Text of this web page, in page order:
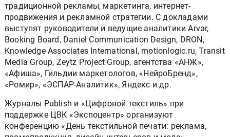
традиционной рекламы, маркетинга, интернет-
продвижения и рекламной стратегии. С докладами
выступят руководители и ведущие аналитики Arvar,
Booking Board, Daniel Communication Design, DRON,
Knowledge Associates International, motionlogic.ru, Transit
Media Group, Zeytz Project Group, агентства «АНЖ»,
«Афиша», Гильдии маркетологов, «НейроБренд»,
«Ромир», «ЭСПАР-Аналитик», Яндекс и др.
Журналы Publish и «Цифровой текстиль» при
поддержке ЦВК «Экспоцентр» организуют
конференцию «День текстильной печати: реклама,